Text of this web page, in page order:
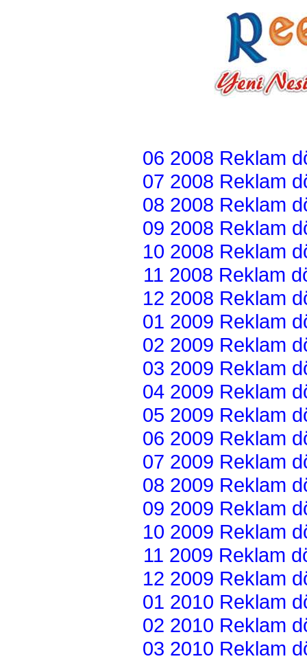
06 2008 Reklam
07 2008 Reklam
08 2008 Reklam
09 2008 Reklam
10 2008 Reklam
11 2008 Reklam
12 2008 Reklam
01 2009 Reklam
02 2009 Reklam
03 2009 Reklam
04 2009 Reklam
05 2009 Reklam
06 2009 Reklam
07 2009 Reklam
08 2009 Reklam
09 2009 Reklam
10 2009 Reklam
11 2009 Reklam
12 2009 Reklam
01 2010 Reklam
02 2010 Reklam
03 2010 Reklam